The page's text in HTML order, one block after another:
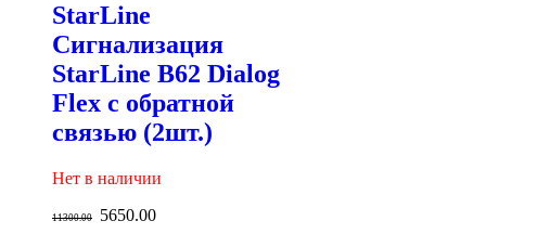
StarLine
Сигнализация
StarLine B62 Dialog
Flex с обратной
связью (2шт.)
Нет в наличии
11300.00 5650.00